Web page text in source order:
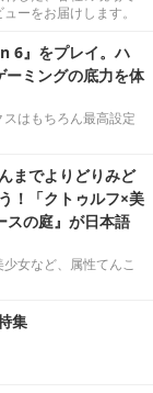
ーをお届けします。
6』をプレイ。ハ
ーミングの底力を体
はもちろん最高設定
までよりどりみど
！「クトゥルフ×美
スの庭』が日本語
女など、属性てんこ
集